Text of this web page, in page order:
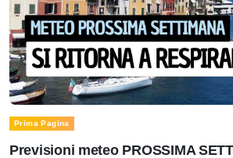
Prima Pagina
Previsioni meteo PROSSIMA